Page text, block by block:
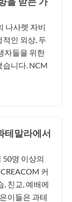
나사렛 자비
인 외상, 두
자들을 위한
습니다. NCM
테말라에서
50명 이상의
커
친교, 예배에
이들은 과테